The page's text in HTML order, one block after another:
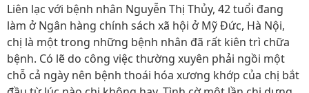
Liên lạc với bệnh nhân Nguyễn Thị Thủy, 42 tuổi đang
làm ở Ngân hàng chính sách xã hội ở Mỹ Đức, Hà Nội,
chị là một trong những bệnh nhân đã rất kiên trì chữa
bệnh. Có lẽ do công việc thường xuyên phải ngồi một
chỗ cả ngày nên bệnh thoái hóa xương khớp của chị bắt